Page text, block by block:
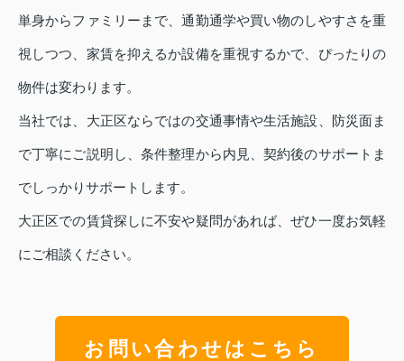
単身からファミリーまで、通勤通学や買い物のしやすさを重
視しつつ、家賃を抑えるか設備を重視するかで、ぴったりの
物件は変わります。
当社では、大正区ならではの交通事情や生活施設、防災面ま
で丁寧にご説明し、条件整理から内見、契約後のサポートま
でしっかりサポートします。
大正区での賃貸探しに不安や疑問があれば、ぜひ一度お気軽
にご相談ください。
お問い合わせはこちら